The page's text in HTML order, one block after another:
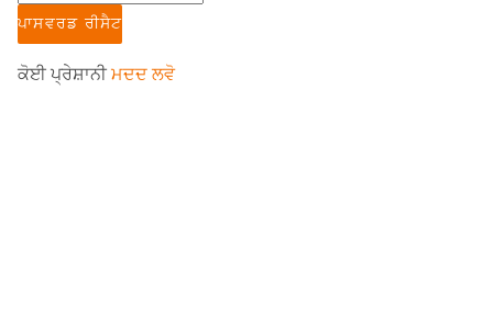
ਕੋਈ ਪ੍ਰੇਸ਼ਾਨੀ ਮਦਦ ਲਵੋ